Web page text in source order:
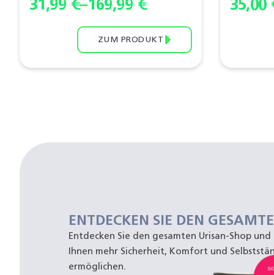
31,99 €–169,99 €
ZUM PRODUKT
35,00
ENTDECKEN SIE DEN
Entdecken Sie den gesamten Urisan-Shop
Ihnen mehr Sicherheit, Komfort und
ermöglichen.